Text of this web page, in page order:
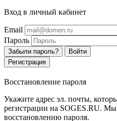
Вход в личный кабинет
Email
Пароль
Забыли пароль?
Войти
Регистрация
Восстановление пароля
Укажите адрес эл. почты,
регистрации на SOGES.RU.
восстановлению пароля.